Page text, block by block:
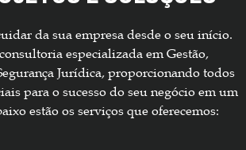
da sua empresa desde o seu início.
especializada em Gestão,
Jurídica, proporcionando todos
para o sucesso do seu negócio em um
estão os serviços que oferecemos: